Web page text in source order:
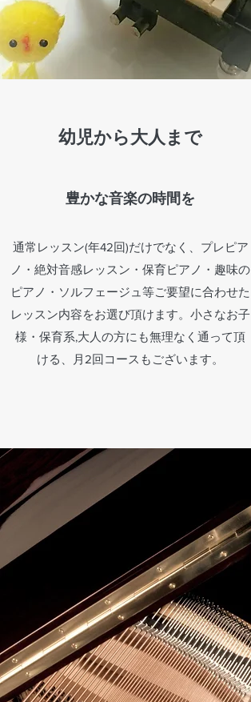
幼児から大人まで
豊かな音楽の時間を
通常レッスン(年42回)だけでなく、プレピア
ノ・絶対音感レッスン・保育ピアノ・趣味の
ピアノ・ソルフェージュ等ご要望に合わせた
レッスン内容をお選び頂けます。小さなお子
様・保育系,大人の方にも無理なく通って頂
ける、月2回コースもございます。